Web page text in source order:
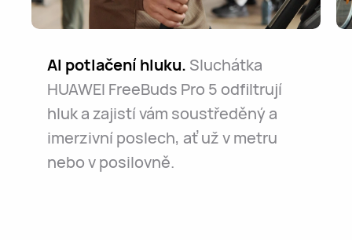
AI potlačení hluku. Sluchátka
HUAWEI FreeBuds Pro 5 odfiltrují
hluk a zajistí vám soustředěný a
imerzivní poslech, ať už v metru
nebo v posilovně.